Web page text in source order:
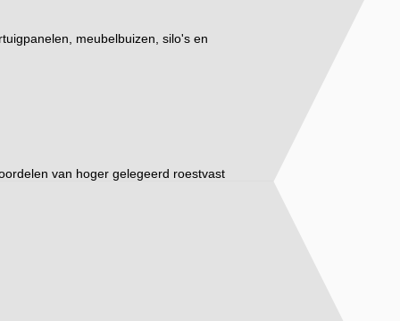
meubelbuizen, silo's en
van hoger gelegeerd roestvast